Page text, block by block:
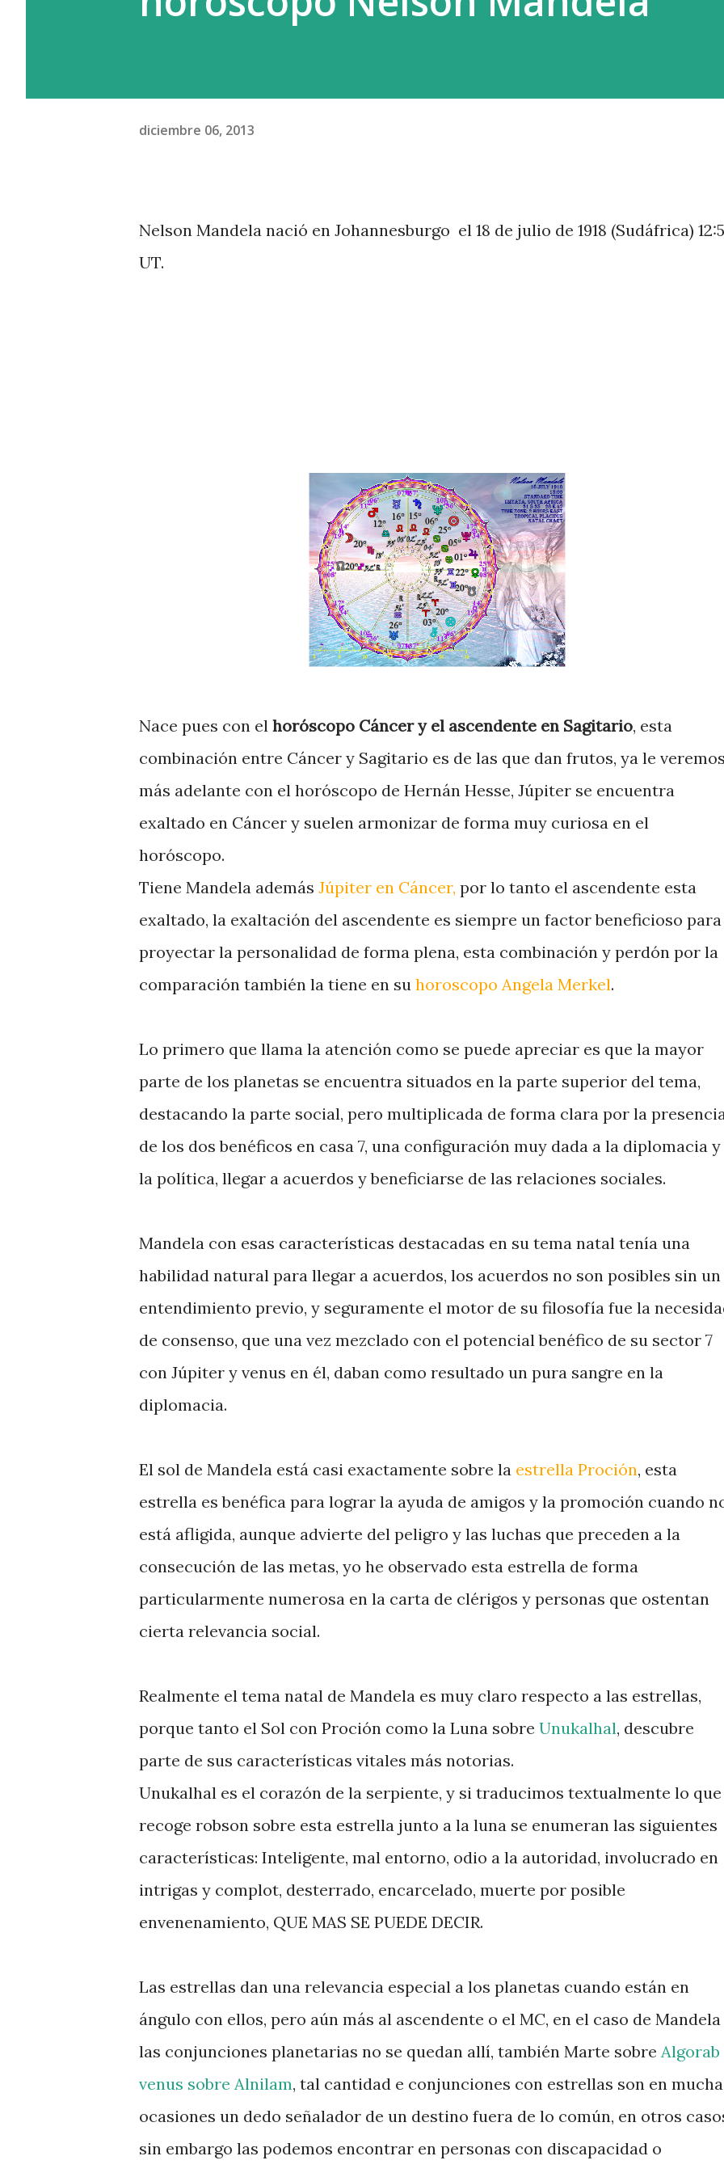
diferencia del capital productivo, no levanta ni ayuda, sino que acapara
diciembre 06, 2013
Nelson Mandela nació en Johannesburgo el 18 de julio de 1918 (Sudáfrica)
UT.
Nace pues con el horóscopo Cáncer y el ascendente en Sagitario, esta
combinación entre Cáncer y Sagitario es de las que dan frutos, ya le
más adelante con el horóscopo de Hernán Hesse, Júpiter se encuentra
exaltado en Cáncer y suelen armonizar de forma muy curiosa en el
horóscopo.
Tiene Mandela además Júpiter en Cáncer, por lo tanto el ascendente esta
exaltado, la exaltación del ascendente es siempre un factor beneficioso para
proyectar la personalidad de forma plena, esta combinación y perdón por la
comparación también la tiene en su horoscopo Angela Merkel.
Lo primero que llama la atención como se puede apreciar es que la mayor
parte de los planetas se encuentra situados en la parte superior del tema,
destacando la parte social, pero multiplicada de forma clara por la
de los dos benéficos en casa 7, una configuración muy dada a la diplomacia y
la política, llegar a acuerdos y beneficiarse de las relaciones sociales.
Mandela con esas características destacadas en su tema natal tenía una
habilidad natural para llegar a acuerdos, los acuerdos no son posibles sin un
entendimiento previo, y seguramente el motor de su filosofía fue la
de consenso, que una vez mezclado con el potencial benéfico de su sector 7
con Júpiter y venus en él, daban como resultado un pura sangre en la
diplomacia.
El sol de Mandela está casi exactamente sobre la estrella Proción, esta
estrella es benéfica para lograr la ayuda de amigos y la promoción cuando
está afligida, aunque advierte del peligro y las luchas que preceden a la
consecución de las metas, yo he observado esta estrella de forma
particularmente numerosa en la carta de clérigos y personas que ostentan
cierta relevancia social.
Realmente el tema natal de Mandela es muy claro respecto a las estrellas,
porque tanto el Sol con Proción como la Luna sobre Unukalhal, descubre
parte de sus características vitales más notorias.
Unukalhal es el corazón de la serpiente, y si traducimos textualmente lo que
recoge robson sobre esta estrella junto a la luna se enumeran las siguientes
características: Inteligente, mal entorno, odio a la autoridad, involucrado en
intrigas y complot, desterrado, encarcelado, muerte por posible
envenenamiento, QUE MAS SE PUEDE DECIR.
Las estrellas dan una relevancia especial a los planetas cuando están en
ángulo con ellos, pero aún más al ascendente o el MC, en el caso de Mandela
las conjunciones planetarias no se quedan allí, también Marte sobre Algorab
venus sobre Alnilam, tal cantidad e conjunciones con estrellas son en
ocasiones un dedo señalador de un destino fuera de lo común, en otros
sin embargo las podemos encontrar en personas con discapacidad o